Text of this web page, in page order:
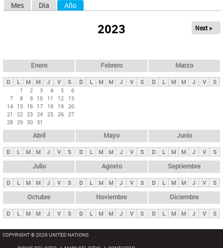
ds
p
n
i
p
a
l
s
Mes Día Año
2023 Next »
Enero
D L M M J V
S
1
2 3 4 5
6
7
8 9 10 11 12
13
14 15 16 17 18 19 20
21
22 23 24 25 26 27
28 29 30 31
Febrero
D L M M J V S
Marzo
D L M M J V S
Abril
D L M M J V S
Mayo
D L M M J V S
Junio
D L M M J V S
Julio
D L M M J V S
Agosto
D L M M J V S
Septiembre
D L M M J V S
Octubre
D L M M J V S
Noviembre
D L M M J V S
Diciembre
D L M M J V S
COPYRIGHT © 2026 UNITED NATIONS